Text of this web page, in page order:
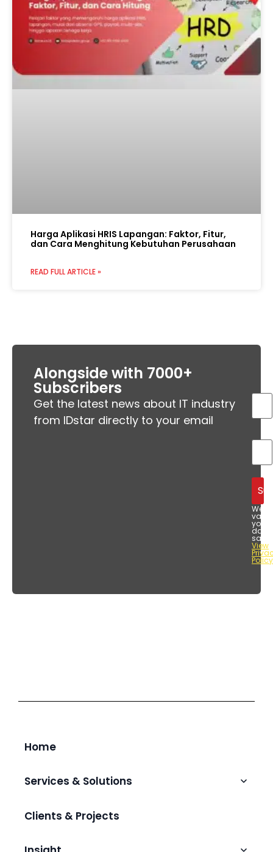
Harga Aplikasi HRIS Lapangan: Faktor, Fitur,
dan Cara Menghitung Kebutuhan Perusahaan
READ FULL ARTICLE »
Alongside with 7000+
Subscribers
Get the latest news about IT industry
from IDstar directly to your email
We
value
your
data
View
Policy
Home
Services & Solutions
Talent Augmentation & Hiring
AI & Intelligent Automation
Clients & Projects